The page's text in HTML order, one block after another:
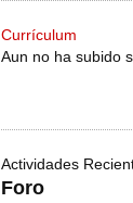
Currículum
Aun no ha subido
Actividades
Foro